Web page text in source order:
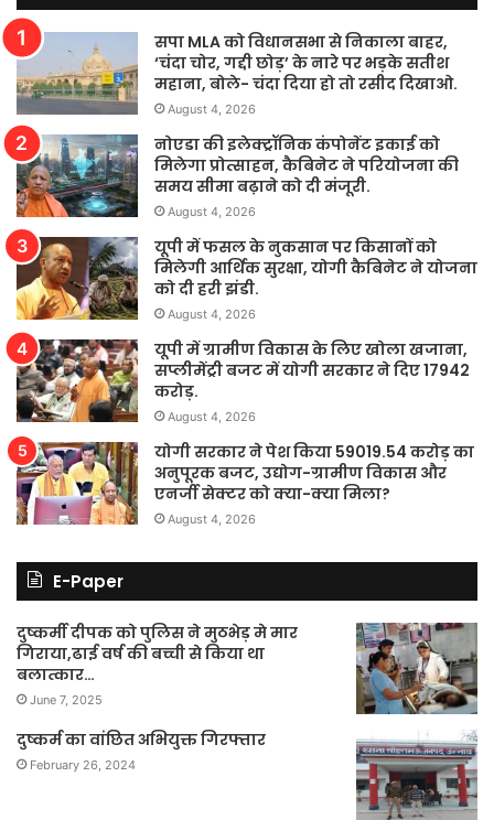
सपा MLA को विधानसभा से निकाला बाहर,
‘चंदा चोर, गद्दी छोड़’ के नारे पर भड़के सतीश
महाना, बोले- चंदा दिया हो तो रसीद दिखाओ.
August 4, 2026
नोएडा की इलेक्ट्रॉनिक कंपोनेंट इकाई को
मिलेगा प्रोत्साहन, कैबिनेट ने परियोजना की
समय सीमा बढ़ाने को दी मंजूरी.
August 4, 2026
यूपी में फसल के नुकसान पर किसानों को
मिलेगी आर्थिक सुरक्षा, योगी कैबिनेट ने योजना
को दी हरी झंडी.
August 4, 2026
यूपी में ग्रामीण विकास के लिए खोला खजाना,
सप्लीमेंट्री बजट में योगी सरकार ने दिए 17942
करोड़.
August 4, 2026
योगी सरकार ने पेश किया 59019.54 करोड़ का
अनुपूरक बजट, उद्योग-ग्रामीण विकास और
एनर्जी सेक्टर को क्या-क्या मिला?
August 4, 2026
E-Paper
दुष्कर्मी दीपक को पुलिस ने मुठभेड़ मे मार
गिराया,ढाई वर्ष की बच्ची से किया था
बलात्कार…
June 7, 2025
दुष्कर्म का वांछित अभियुक्त गिरफ्तार
February 26, 2024